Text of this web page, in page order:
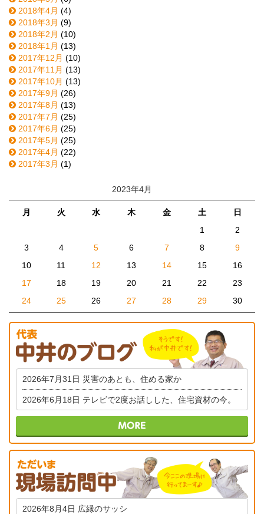
2018年4月 (4)
2018年3月 (9)
2018年2月 (10)
2018年1月 (13)
2017年12月 (10)
2017年11月 (13)
2017年10月 (13)
2017年9月 (26)
2017年8月 (13)
2017年7月 (25)
2017年6月 (25)
2017年5月 (25)
2017年4月 (22)
2017年3月 (1)
2023年4月
月 火 水 木 金 土
日
1
2
3
4 5 6 7 8
9
10
11 12 13 14 15
16
17
18 19 20 21 22
23
24
25 26 27 28 29 30
2026年7月31日 災害のあとも、住める家か
2026年6月18日 テレビで2度お話しした、住宅資材の今。
2026年8月4日 広縁のサッシ